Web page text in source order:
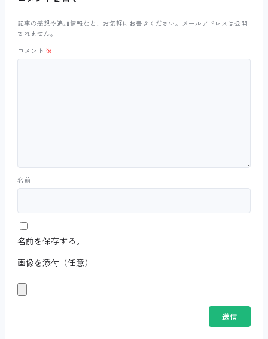
記事の感想や追加情報など、お気軽にお書きください。メールアドレスは公開
されません。
コメント ※
名前
名前を保存する。
画像を添付（任意）